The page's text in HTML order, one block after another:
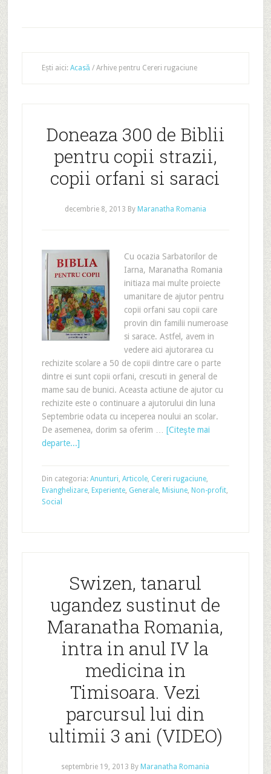
Ești aici: Acasă /Arhive pentru Cereri rugaciune
Doneaza 300 de Biblii
pentru copii strazii,
copii orfani si saraci
decembrie 8, 2013 By Maranatha Romania
Cu ocazia Sarbatorilor de
Iarna, Maranatha Romania
initiaza mai multe proiecte
umanitare de ajutor pentru
copii orfani sau copii care
provin din familii numeroase
si sarace. Astfel, avem in
vedere aici ajutorarea cu
rechizite scolare a 50 de copii dintre care o parte
dintre ei sunt copii orfani, crescuti in general de
mame sau de bunici. Aceasta actiune de ajutor cu
rechizite este o continuare a ajutorului din luna
Septembrie odata cu inceperea noului an scolar.
De asemenea, dorim sa oferim … [Citeşte mai
departe...]
Din categoria: Anunturi, Articole, Cereri rugaciune,
Evanghelizare, Experiente, Generale, Misiune, Non-profit,
Social
Swizen, tanarul
ugandez sustinut de
Maranatha Romania,
intra in anul IV la
medicina in
Timisoara. Vezi
parcursul lui din
ultimii 3 ani (VIDEO)
septembrie 19, 2013 By Maranatha Romania